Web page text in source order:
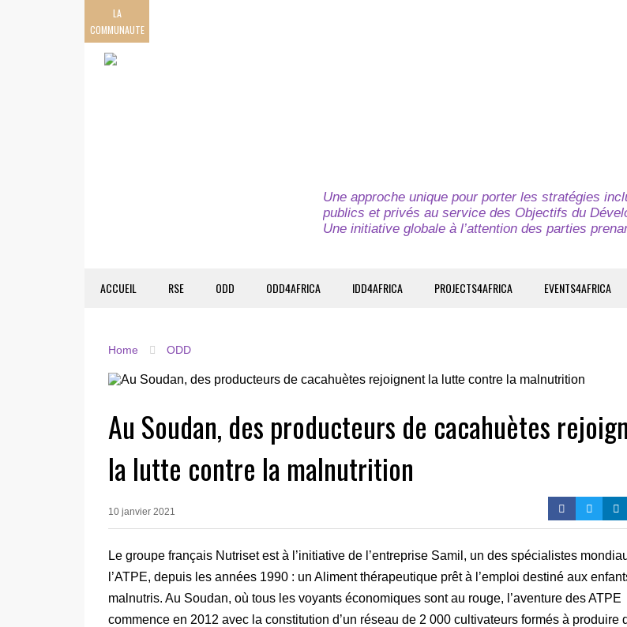
LA
COMMUNAUTE
Une approche unique pour porter les stratégies
publics et privés au service des Objectifs du
Une initiative globale à l’attention des parties
ACCUEIL RSE ODD ODD4AFRICA IDD4AFRICA PROJECTS4AFRICA EVENTS4AFRICA
Home ODD
Au Soudan, des producteurs de cacahuètes
la lutte contre la malnutrition
10 janvier 2021
Le groupe français Nutriset est à l’initiative de l’entreprise Samil, un des spécialistes
l’ATPE, depuis les années 1990 : un Aliment thérapeutique prêt à l’emploi destiné aux
malnutris. Au Soudan, où tous les voyants économiques sont au rouge, l’aventure des ATPE
commence en 2012 avec la constitution d’un réseau de 2 000 cultivateurs formés à produire